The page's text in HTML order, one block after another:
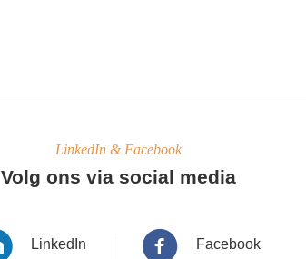
LinkedIn & Facebook
Volg ons via social media
LinkedIn Facebook